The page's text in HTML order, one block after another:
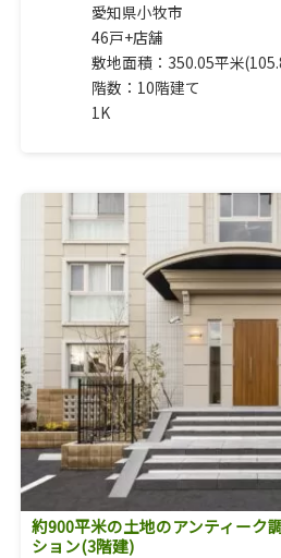
愛知県小牧市
46戸+店舗
敷地面積：350.05平米
階数：10階建て
1K
約900平米の土地のアンティーク
ション(3階建)